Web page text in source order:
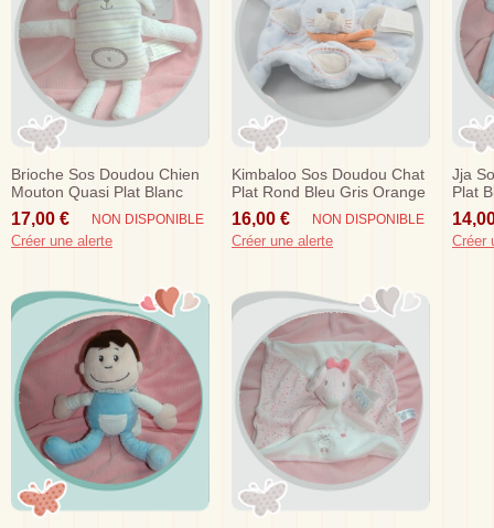
Brioche Sos Doudou Chien
Mouton Quasi Plat Blanc
Raye Gris Vert Dormeur
17,00 € NON DISPONIBLE
Créer une alerte
Kimbaloo Sos Doudou Chat
Plat Rond Bleu Gris Orange
16,00 € NON DISPONIBLE
Créer une alerte
Jja
Plat
Créer